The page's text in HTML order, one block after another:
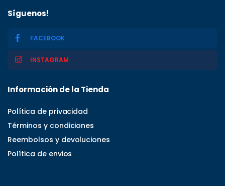
Síguenos!
FACEBOOK
INSTAGRAM
Información de la Tienda
Política de privacidad
Términos y condiciones
Reembolsos y devoluciones
Política de envios